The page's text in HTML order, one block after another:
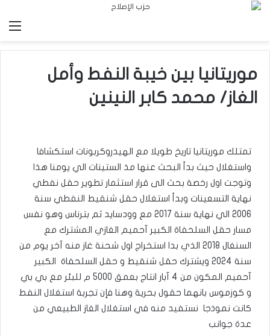
موريتانيا بين خيبة النفط وأمل
الغاز/ محمد كابر النينين
تمتلك موريتانيا تاريخ طويلا مع الهيدروكربونات استكشافا
واستغلال حيث بدأ البحث عنها مذ الستينات الي يومنا هذا
وتوجت اول رخصة بحث الى قرار استثمار تطوير حقل نفطي
نهاية التسعينات وبدأ استغلال حقل شنقيط النفطي سنة
2006 الي نهاية سنة 2017 مع وودسايد ثم بترناس وهو نفس
مسار حقل السلحفاة الكبير آحميم الغازي المشترك مع
السنغال 2018 الذي بدا استخراج اول شحنة غاز منه آخر يوم من
سنة 2024 ويشترك حقل شنقيط و حقل السلحفاة الكبير
آحميم المكون من 4 آبار انتاج بعمق 5000 م للبئر مع بي بي
و كوزموس بانهما حقول بحرية وهنا فإن تجربة استغلال النفط
كانت نموذجا نستفيد منه في استغلال الغاز الطبيعي من
عدة جوانب